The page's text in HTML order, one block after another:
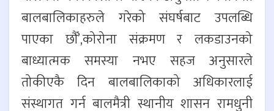
बालबालिकाहरुले गरेको संघर्षबाट उपलब्धि
पाएका छौँ’,कोरोना संक्रमण र लकडाउनको
बाध्यात्मक समस्या नभए सहज अनुसारले
तोकीएकै दिन बालबालिकाको अधिकारलाई
संस्थागत गर्न बालमैत्री स्थानीय शासन रामधुनी